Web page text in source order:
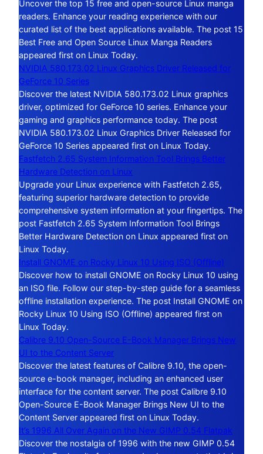
Uncover the top 15 free and open-source Linux manga
readers. Enhance your reading experience with our
curated list of the best applications available. The post 15
Best Free and Open Source Linux Manga Readers
appeared first on Linux Today.
NVIDIA 580.173.02 Linux Graphics Driver Released for
GeForce 10 Series
Discover the latest NVIDIA 580.173.02 Linux graphics
driver, optimized for GeForce 10 series. Enhance your
gaming and graphics performance today. The post
NVIDIA 580.173.02 Linux Graphics Driver Released for
GeForce 10 Series appeared first on Linux Today.
Fastfetch 2.65 System Information Tool Brings Better
Hardware Detection on Linux
Upgrade your Linux experience with Fastfetch 2.65,
featuring superior hardware detection to provide
comprehensive system information at your fingertips. The
post Fastfetch 2.65 System Information Tool Brings
Better Hardware Detection on Linux appeared first on
Linux Today.
Install GNOME on Rocky Linux 10 Using ISO (Offline)
Discover how to install GNOME on Rocky Linux 10 using
an ISO file. Follow our step-by-step guide for a seamless
offline installation experience. The post Install GNOME on
Rocky Linux 10 Using ISO (Offline) appeared first on
Linux Today.
Calibre 9.10 Open-Source E-Book Manager Brings New
UI to the Content Server
Discover the latest features of Calibre 9.10, the open-
source e-book manager, including an enhanced user
interface for the content server. The post Calibre 9.10
Open-Source E-Book Manager Brings New UI to the
Content Server appeared first on Linux Today.
It’s 1996 All Over Again on the New GIMP 0.54 Flatpak
Discover the nostalgia of 1996 with the new GIMP 0.54